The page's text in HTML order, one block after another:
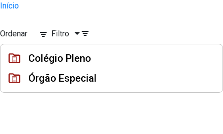
Pular para o Conteúdo principal
Sessões e Reuniões - Documentos
Início
Ordenar Filtro
Colégio Pleno
Órgão Especial